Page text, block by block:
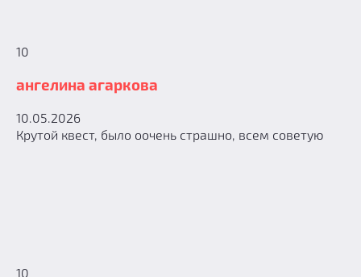
10
ангелина агаркова
10.05.2026
Крутой квест, было оочень страшно, всем советую
10